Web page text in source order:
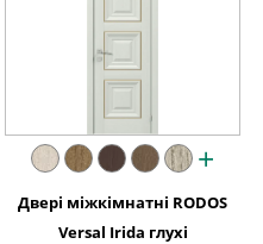
+
Двері міжкімнатні RODOS
Versal Irida глухі